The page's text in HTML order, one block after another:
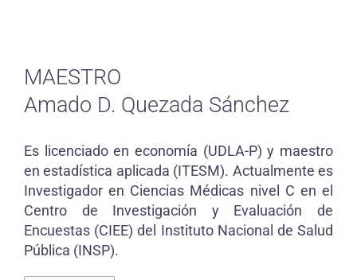
MAESTRO
Amado D. Quezada Sánchez
Es licenciado en economía (UDLA-P) y maestro
en estadística aplicada (ITESM). Actualmente es
Investigador en Ciencias Médicas nivel C en el
Centro de Investigación y Evaluación de
Encuestas (CIEE) del Instituto Nacional de Salud
Pública (INSP).